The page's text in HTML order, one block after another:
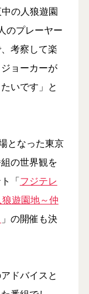
の人狼遊園
のプレーヤー
考察して楽
ョーカーが
いです」と
となった東京
の世界観を
「フジテレ
遊園地～仲
」の開催も決
ドバイスと